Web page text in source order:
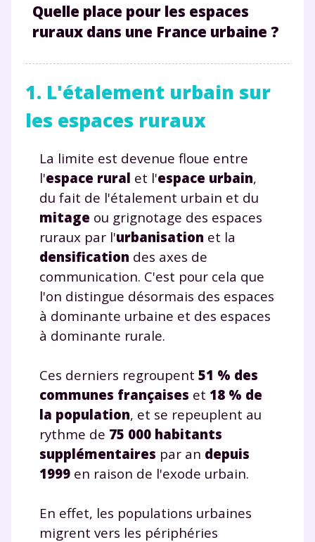
Quelle place pour les espaces
ruraux dans une France urbaine ?
1. L'étalement urbain sur
les espaces ruraux
La limite est devenue floue entre
l'espace rural et l'espace urbain,
du fait de l'étalement urbain et du
mitage ou grignotage des espaces
ruraux par l'urbanisation et la
densification des axes de
communication. C'est pour cela que
l'on distingue désormais des espaces
à dominante urbaine et des espaces
à dominante rurale.
Ces derniers regroupent 51 % des
communes françaises et 18 % de
la population, et se repeuplent au
rythme de 75 000 habitants
supplémentaires par an depuis
1999 en raison de l'exode urbain.
En effet, les populations urbaines
migrent vers les périphéries